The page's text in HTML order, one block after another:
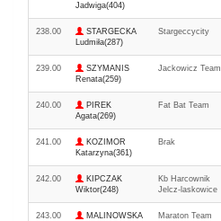
Jadwiga(404)
238.00
STARGECKA
Ludmiła(287)
Stargeccycity
239.00
SZYMANIS
Renata(259)
Jackowicz Team
240.00
PIREK
Agata(269)
Fat Bat Team
241.00
KOZIMOR
Katarzyna(361)
Brak
242.00
KIPCZAK
Wiktor(248)
Kb Harcownik
Jelcz-laskowice
243.00
MALINOWSKA
Maraton Team